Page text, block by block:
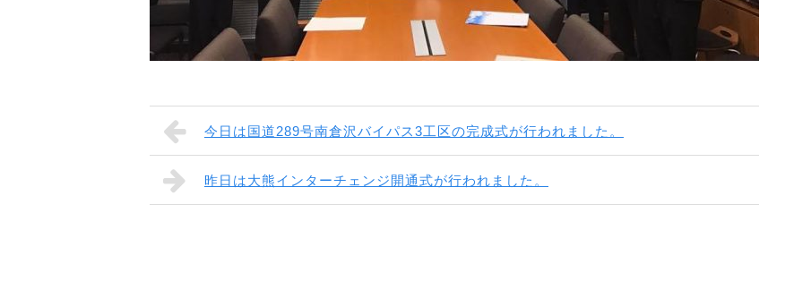
今日は国道289号南倉沢バイパス3工区の完成式が行われました。
昨日は大熊インターチェンジ開通式が行われました。